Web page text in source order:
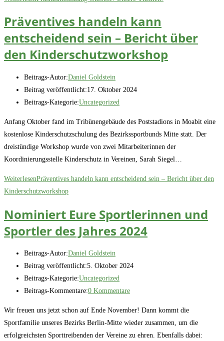
Präventives handeln kann
entscheidend sein – Bericht über
den Kinderschutzworkshop
Beitrags-Autor:Daniel Goldstein
Beitrag veröffentlicht:17. Oktober 2024
Beitrags-Kategorie:Uncategorized
Anfang Oktober fand im Tribünengebäude des Poststadions in Moabit eine
kostenlose Kinderschutzschulung des Bezirkssportbunds Mitte statt. Der
dreistündige Workshop wurde von zwei Mitarbeiterinnen der
Koordinierungsstelle Kinderschutz in Vereinen, Sarah Siegel…
WeiterlesenPräventives handeln kann entscheidend sein – Bericht über den
Kinderschutzworkshop
Nominiert Eure Sportlerinnen und
Sportler des Jahres 2024
Beitrags-Autor:Daniel Goldstein
Beitrag veröffentlicht:5. Oktober 2024
Beitrags-Kategorie:Uncategorized
Beitrags-Kommentare:0 Kommentare
Wir freuen uns jetzt schon auf Ende November! Dann kommt die
Sportfamilie unseres Bezirks Berlin-Mitte wieder zusammen, um die
erfolgreichsten Sporttreibenden der Vereine zu ehren. Ebenfalls dabei: